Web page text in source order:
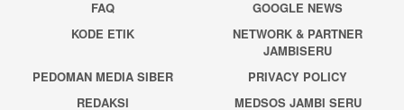
FAQ
GOOGLE NEWS
KODE ETIK
NETWORK & PARTNER
JAMBISERU
PEDOMAN MEDIA SIBER
PRIVACY POLICY
REDAKSI
MEDSOS JAMBI SERU